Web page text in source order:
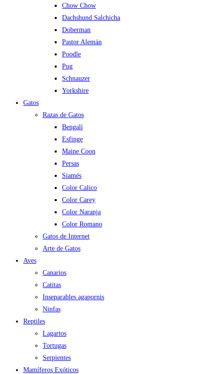
Chow Chow
Dachshund Salchicha
Doberman
Pastor Alemán
Poodle
Pug
Schnauzer
Yorkshire
Gatos
Razas de Gatos
Bengalí
Esfinge
Maine Coon
Persas
Siamés
Color Calico
Color Carey
Color Naranja
Color Romano
Gatos de Internet
Arte de Gatos
Aves
Canarios
Catitas
Inseparables agapornis
Ninfas
Reptiles
Lagartos
Tortugas
Serpientes
Mamíferos Exóticos